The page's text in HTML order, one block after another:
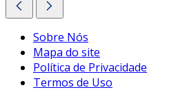
Sobre Nós
Mapa do site
Política de Privacidade
Termos de Uso